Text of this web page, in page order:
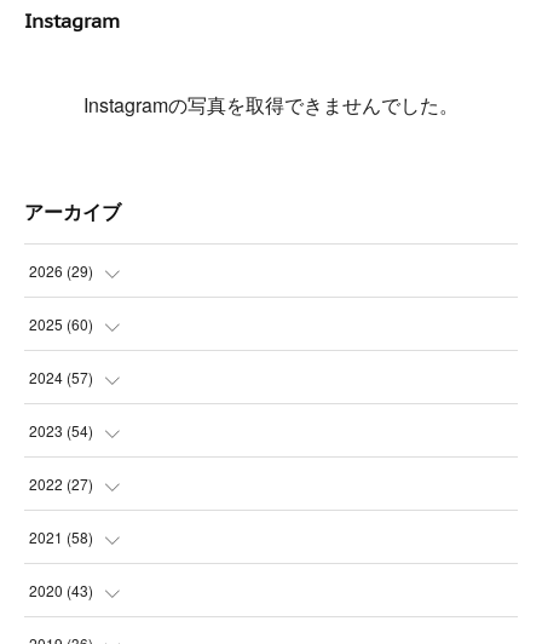
Instagram
Instagramの写真を取得できませんでした。
アーカイブ
2026 (29)
(5
(3
(7
(6
2025 (60)
(3
(3
(3
(2
2024 (57)
(4
(5
(2
(6
2023 (54)
(6
(8
(9
(6
2022 (27)
(1
(3
(3
2021 (58)
(1
(5
2020 (43)